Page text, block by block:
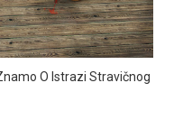
O Istrazi Stravičnog